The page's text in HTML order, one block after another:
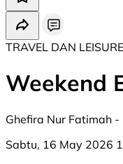
TRAVEL DAN
Weekend
Ghefira Nur Fatimah -
Sabtu, 16 May 2026